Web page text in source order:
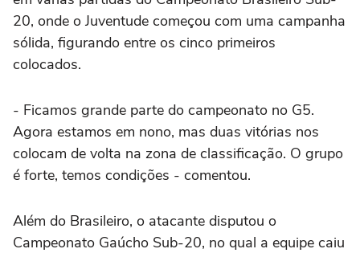
20, onde o Juventude começou com uma campanha
sólida, figurando entre os cinco primeiros
colocados.
- Ficamos grande parte do campeonato no G5.
Agora estamos em nono, mas duas vitórias nos
colocam de volta na zona de classificação. O grupo
é forte, temos condições - comentou.
Além do Brasileiro, o atacante disputou o
Campeonato Gaúcho Sub-20, no qual a equipe caiu